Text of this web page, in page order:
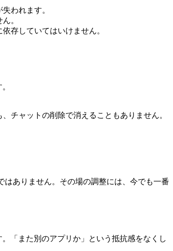
われます。
。
存していてはいけません。
チャットの削除で消えることもありません。
ありません。その場の調整には、今でも一番
「また別のアプリか」という抵抗感をなくし